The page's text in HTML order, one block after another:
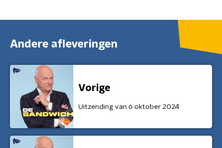
Andere afleveringen
Vorige
Uitzending van 6 oktober 2024